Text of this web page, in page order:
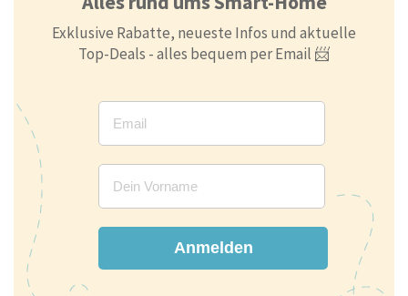
Exklusive Rabatte, neueste Infos und aktuelle
Top-Deals - alles bequem per Email 📨
Anmelden